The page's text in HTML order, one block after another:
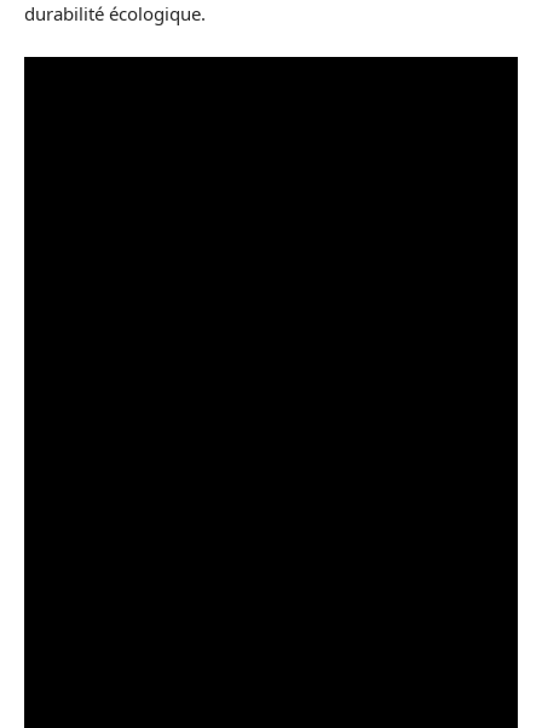
durabilité écologique.